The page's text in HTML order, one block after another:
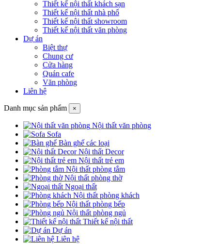
Thiết kế nội thất khách sạn
Thiết kế nội thất nhà phố
Thiết kế nội thất showroom
Thiết kế nội thất văn phòng
Dự án
Biệt thự
Chung cư
Cửa hàng
Quán cafe
Văn phòng
Liên hệ
Danh mục sản phẩm ×
Nội thất văn phòng
Sofa
Bàn ghế các loại
Nội thất Decor
Nội thất trẻ em
Nội thất phòng tắm
Nội thất phòng thờ
Ngoại thất
Nội thất phòng khách
Nội thất phòng bếp
Nội thất phòng ngủ
Thiết kế nội thất
Dự án
Liên hệ